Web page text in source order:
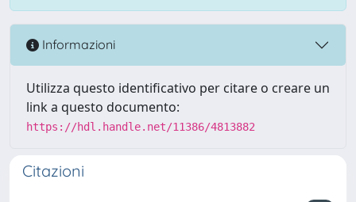
Informazioni
Utilizza questo identificativo per citare o creare un
link a questo documento:
https://hdl.handle.net/11386/4813882
Citazioni